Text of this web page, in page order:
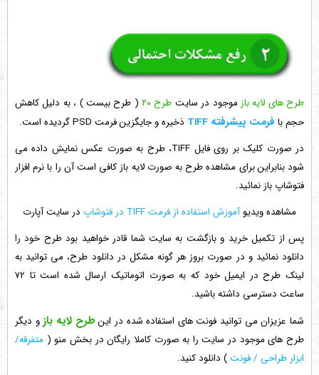
طرح های لایه باز موجود در سایت طرح ۲۰
( طرح بیست ) ، به دلیل کاهش
حجم با فرمت پیشرفته TIFF
ذخیره و جایگزین فرمت PSD گردیده است.
در صورت کلیک بر روی فایل TIFF، طرح به صورت عکس نمایش داده می
شود بنابراین برای مشاهده طرح به صورت لایه باز کافی است آن را با نرم افزار
فتوشاپ باز نمائید.
مشاهده ویدیوآموزش استفاده از فرمت TIFF در فتوشاپ
در سایت آپارت
پس از تکمیل خرید و بازگشت به سایت شما قادر خواهید بود طرح خود را
دانلود نمائید و در صورت بروز هر گونه مشکل در دانلود طرح، می توانید به
لینک طرح در ایمیل خود که به صورت اتوماتیک ارسال شده است تا 72
ساعت دسترسی داشته باشید.
شما عزیزان می توانید فونت های استفاده شده در اینطرح لایه بازو دیگر
طرح های موجود در سایت را به صورت کاملا رایگان در بخش منو ( متفرقه/
ابزار طراحی / فونت) دانلود کنید.